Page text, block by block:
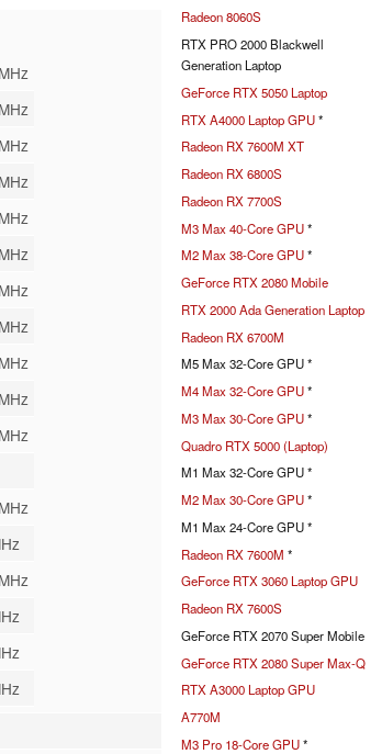
Radeon 8060S
RTX PRO 2000 Blackwell
Generation Laptop
GeForce RTX 5050 Laptop
RTX A4000 Laptop GPU*
Radeon RX 7600M XT
Radeon RX 6800S
Radeon RX 7700S
M3 Max 40-Core GPU*
M2 Max 38-Core GPU*
GeForce RTX 2080 Mobile
RTX 2000 Ada Generation Laptop
Radeon RX 6700M
M5 Max 32-Core GPU *
M4 Max 32-Core GPU*
M3 Max 30-Core GPU*
Quadro RTX 5000 (Laptop)
M1 Max 32-Core GPU *
M2 Max 30-Core GPU*
M1 Max 24-Core GPU *
Radeon RX 7600M *
GeForce RTX 3060 Laptop GPU
Radeon RX 7600S
GeForce RTX 2070 Super Mobile
GeForce RTX 2080 Super Max-Q
RTX A3000 Laptop GPU
A770M
M3 Pro 18-Core GPU*